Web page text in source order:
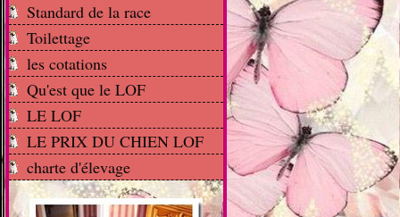
Standard de la race
Toilettage
les cotations
Qu'est que le LOF
LE LOF
LE PRIX DU CHIEN LOF
charte d'élevage